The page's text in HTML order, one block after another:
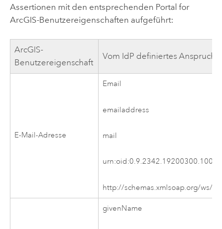
Assertionen mit den entsprechenden Portal for
ArcGIS-Benutzereigenschaften aufgeführt:
ArcGIS-
Benutzereigenschaft
Vom IdP definiertes
E-Mail-Adresse
Email
emailaddress
mail
http://schemas.xmlsoap.org/ws/
givenName